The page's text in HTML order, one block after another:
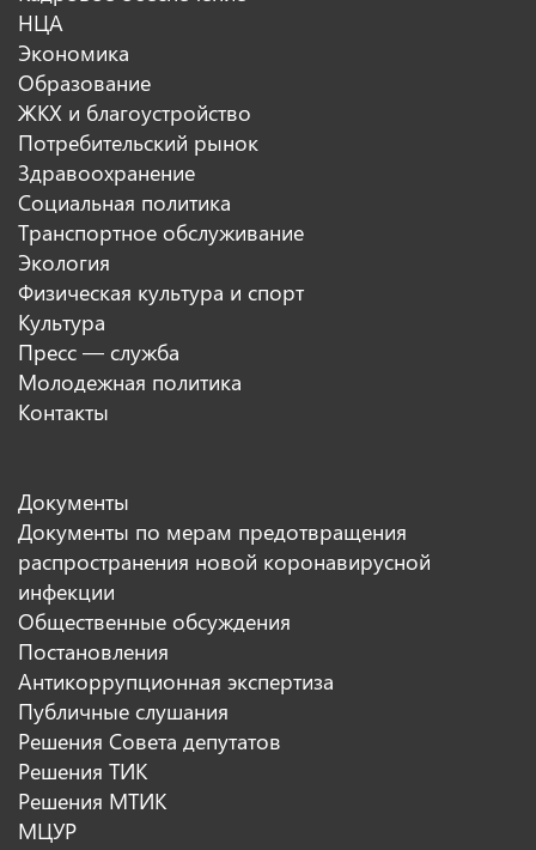
НЦА
Экономика
Образование
ЖКХ и благоустройство
Потребительский рынок
Здравоохранение
Социальная политика
Транспортное обслуживание
Экология
Физическая культура и спорт
Культура
Пресс — служба
Молодежная политика
Контакты
Документы
Документы по мерам предотвращения
распространения новой коронавирусной
инфекции
Общественные обсуждения
Постановления
Антикоррупционная экспертиза
Публичные слушания
Решения Совета депутатов
Решения ТИК
Решения МТИК
МЦУР